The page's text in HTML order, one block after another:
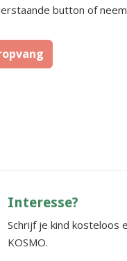
button of
Interesse?
Schrijf je kind kosteloos
KOSMO.